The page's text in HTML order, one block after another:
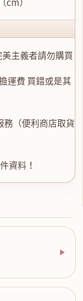
主義者請勿購買
運費 買錯或是其
（便利商店取貨
資料！